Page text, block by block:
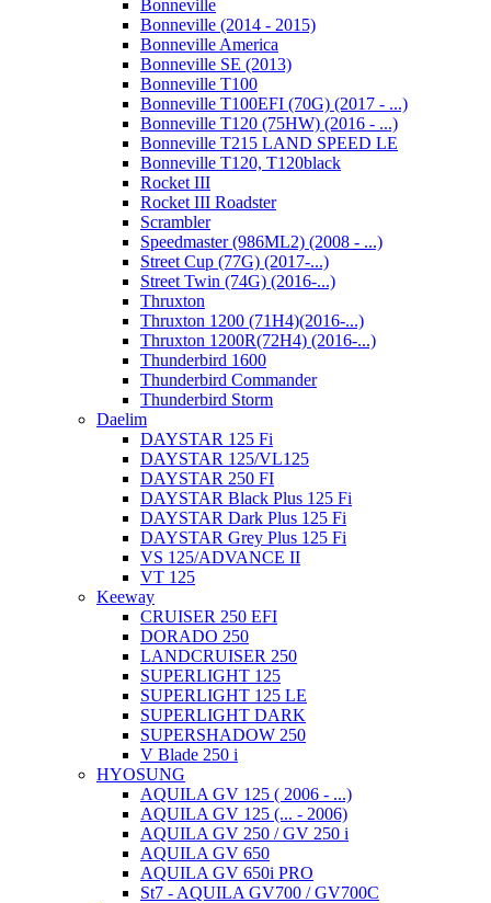
Bonneville
Bonneville (2014 - 2015)
Bonneville America
Bonneville SE (2013)
Bonneville T100
Bonneville T100EFI (70G) (2017 - ...)
Bonneville T120 (75HW) (2016 - ...)
Bonneville T215 LAND SPEED LE
Bonneville T120, T120black
Rocket III
Rocket III Roadster
Scrambler
Speedmaster (986ML2) (2008 - ...)
Street Cup (77G) (2017-...)
Street Twin (74G) (2016-...)
Thruxton
Thruxton 1200 (71H4)(2016-...)
Thruxton 1200R(72H4) (2016-...)
Thunderbird 1600
Thunderbird Commander
Thunderbird Storm
Daelim
DAYSTAR 125 Fi
DAYSTAR 125/VL125
DAYSTAR 250 FI
DAYSTAR Black Plus 125 Fi
DAYSTAR Dark Plus 125 Fi
DAYSTAR Grey Plus 125 Fi
VS 125/ADVANCE II
VT 125
Keeway
CRUISER 250 EFI
DORADO 250
LANDCRUISER 250
SUPERLIGHT 125
SUPERLIGHT 125 LE
SUPERLIGHT DARK
SUPERSHADOW 250
V Blade 250 i
HYOSUNG
AQUILA GV 125 ( 2006 - ...)
AQUILA GV 125 (... - 2006)
AQUILA GV 250 / GV 250 i
AQUILA GV 650
AQUILA GV 650i PRO
St7 - AQUILA GV700 / GV700C